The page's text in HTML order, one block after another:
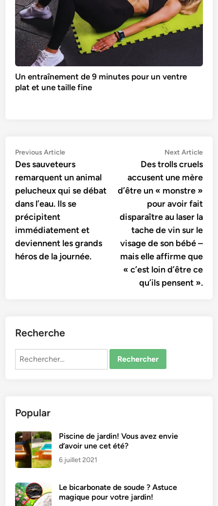
Un entraînement de 9 minutes pour un ventre
plat et une taille fine
Navigation
de
l’article
Previous ArticlePrevious
article:
Des sauveteurs
remarquent un animal
pelucheux qui se débat
dans l’eau. Ils se
précipitent
immédiatement et
deviennent les grands
héros de la journée.
Next Article
Des trolls cruels
accusent une mère
d’être un « monstre »
pour avoir fait
disparaître au laser la
tache de vin sur le
visage de son bébé –
mais elle affirme que
« c’est loin d’être ce
qu’ils pensent ».
Recherche
Rechercher :
Popular
Piscine de jardin! Vous avez envie
d’avoir une cet été?
6 juillet 2021
Le bicarbonate de soude ? Astuce
magique pour votre jardin!